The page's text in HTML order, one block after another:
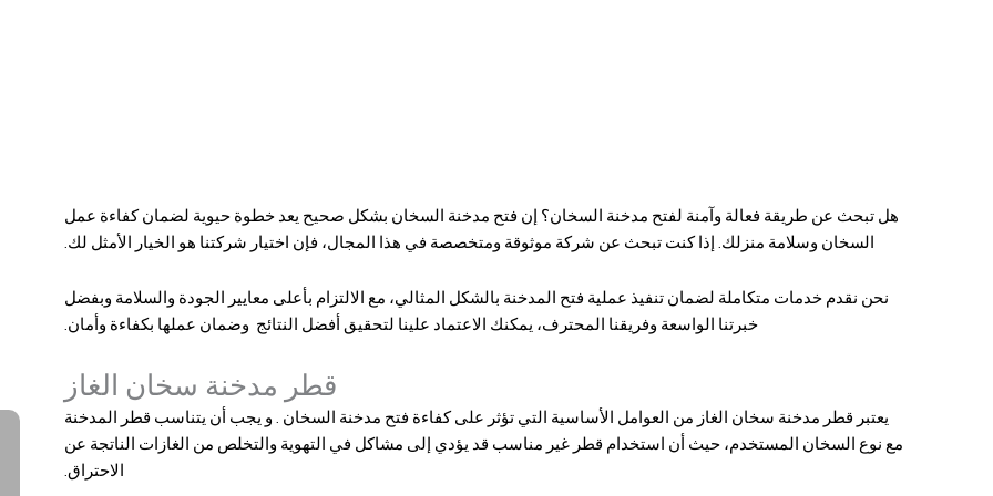
هل تبحث عن طريقة فعالة وآمنة لفتح مدخنة السخان؟ إن فتح مدخنة السخان بشكل صحيح يعد خطوة حيوية لضمان كفاءة عمل
السخان وسلامة منزلك. إذا كنت تبحث عن شركة موثوقة ومتخصصة في هذا المجال، فإن اختيار شركتنا هو الخيار الأمثل لك.
نحن نقدم خدمات متكاملة لضمان تنفيذ عملية فتح المدخنة بالشكل المثالي، مع الالتزام بأعلى معايير الجودة والسلامة وبفضل
خبرتنا الواسعة وفريقنا المحترف، يمكنك الاعتماد علينا لتحقيق أفضل النتائج وضمان عملها بكفاءة وأمان.
قطر مدخنة سخان الغاز
يعتبر قطر مدخنة سخان الغاز من العوامل الأساسية التي تؤثر على كفاءة فتح مدخنة السخان . و يجب أن يتناسب قطر المدخنة
مع نوع السخان المستخدم، حيث أن استخدام قطر غير مناسب قد يؤدي إلى مشاكل في التهوية والتخلص من الغازات الناتجة عن
الاحتراق.